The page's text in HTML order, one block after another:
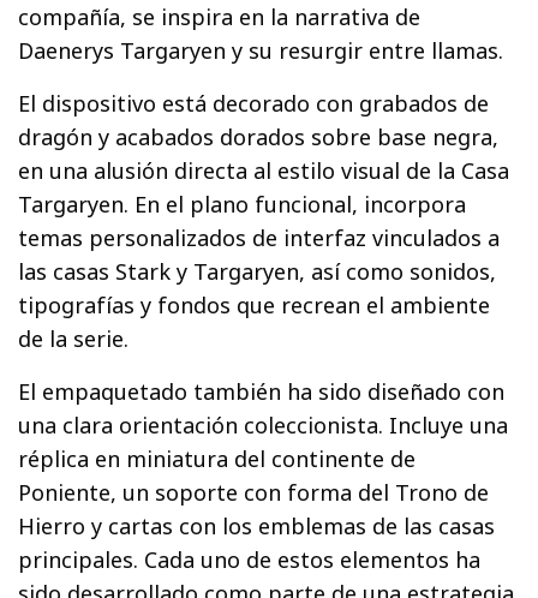
compañía, se inspira en la narrativa de
Daenerys Targaryen y su resurgir entre llamas.
El dispositivo está decorado con grabados de
dragón y acabados dorados sobre base negra,
en una alusión directa al estilo visual de la Casa
Targaryen. En el plano funcional, incorpora
temas personalizados de interfaz vinculados a
las casas Stark y Targaryen, así como sonidos,
tipografías y fondos que recrean el ambiente
de la serie.
El empaquetado también ha sido diseñado con
una clara orientación coleccionista. Incluye una
réplica en miniatura del continente de
Poniente, un soporte con forma del Trono de
Hierro y cartas con los emblemas de las casas
principales. Cada uno de estos elementos ha